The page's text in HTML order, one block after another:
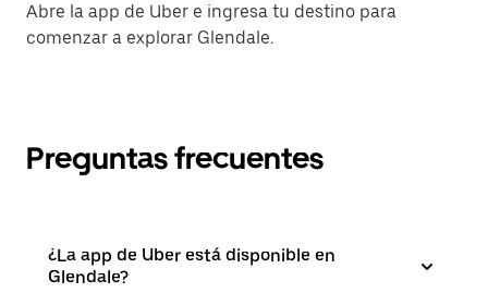
Abre la app de Uber e ingresa tu destino para
comenzar a explorar Glendale.
Preguntas frecuentes
¿La app de Uber está disponible en
Glendale?